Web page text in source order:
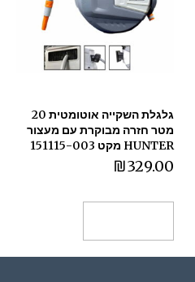
גלגלת השקייה אוטומטית 20
מטר חזרה מבוקרת עם מעצור
HUNTER מקט 151115-003
₪329.00